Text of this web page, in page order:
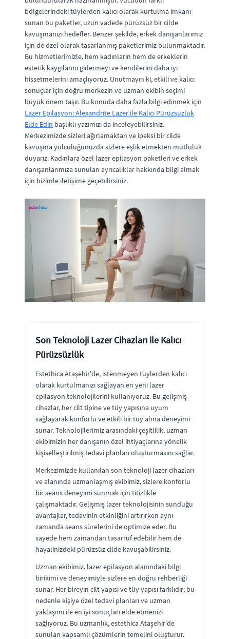
bölgelerindeki tüylerden kalıcı olarak kurtulma imkanı
sunan bu paketler, uzun vadede pürüzsüz bir cilde
kavuşmanızı hedefler. Benzer şekilde, erkek danışanlarımız
için de özel olarak tasarlanmış paketlerimiz bulunmaktadır.
Bu hizmetlerimizle, hem kadınların hem de erkeklerin
estetik kaygılarını gidermeyi ve kendilerini daha iyi
hissetmelerini amaçlıyoruz. Unutmayın ki, etkili ve kalıcı
sonuçlar için doğru merkezin ve uzman ekibin seçimi
büyük önem taşır. Bu konuda daha fazla bilgi edinmek için
Lazer Epilasyon: Alexandrite Lazer ile Kalıcı Pürüzsüzlük
Elde Edin başlıklı yazımızı da inceleyebilirsiniz.
Merkezimizde sizleri ağırlamaktan ve ipeksi bir cilde
kavuşma yolculuğunuzda sizlere eşlik etmekten mutluluk
duyarız. Kadınlara özel lazer epilasyon paketleri ve erkek
danışanlarımıza sunulan ayrıcalıklar hakkında bilgi almak
için bizimle iletişime geçebilirsiniz.
Son Teknoloji Lazer Cihazları ile Kalıcı
Pürüzsüzlük
Estethica Ataşehir'de, istenmeyen tüylerden kalıcı
olarak kurtulmanızı sağlayan en yeni lazer
epilasyon teknolojilerini kullanıyoruz. Bu gelişmiş
cihazlar, her cilt tipine ve tüy yapısına uyum
sağlayarak konforlu ve etkili bir tüy alma deneyimi
sunar. Teknolojilerimiz arasındaki çeşitlilik, uzman
ekibimizin her danışanın özel ihtiyaçlarına yönelik
kişiselleştirilmiş tedavi planları oluşturmasını sağlar.
Merkezimizde kullanılan son teknoloji lazer cihazları
ve alanında uzmanlaşmış ekibimiz, sizlere konforlu
bir seans deneyimi sunmak için titizlikle
çalışmaktadır. Gelişmiş lazer teknolojisinin sunduğu
avantajlar, tedavinin etkinliğini artırırken aynı
zamanda seans sürelerini de optimize eder. Bu
sayede hem zamandan tasarruf edebilir hem de
hayalinizdeki pürüzsüz cilde kavuşabilirsiniz.
Uzman ekibimiz, lazer epilasyon alanındaki bilgi
birikimi ve deneyimiyle sizlere en doğru rehberliği
sunar. Her bireyin cilt yapısı ve tüy yapısı farklıdır; bu
nedenle kişiye özel tedavi planları ve uzman
yaklaşımı ile en iyi sonuçları elde etmenizi
sağlıyoruz. Bu uzmanlık, estethica Ataşehir'de
sunulan kapsamlı çözümlerin temelini oluşturur.